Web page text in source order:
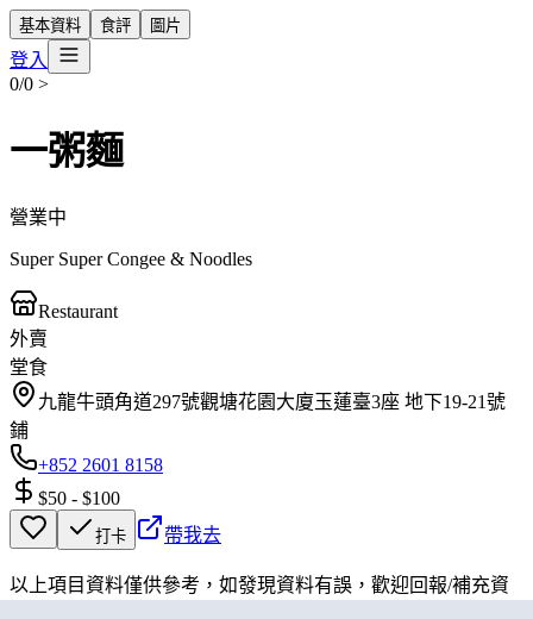
基本資料 食評 圖片
登入
0/0 >
一粥麵
營業中
Super Super Congee & Noodles
Restaurant
外賣
堂食
九龍牛頭角道297號觀塘花園大廈玉蓮臺3座 地下19-21號
鋪
+852 2601 8158
$50 - $100
打卡 帶我去
以上項目資料僅供參考，如發現資料有誤，歡迎回報/補充資